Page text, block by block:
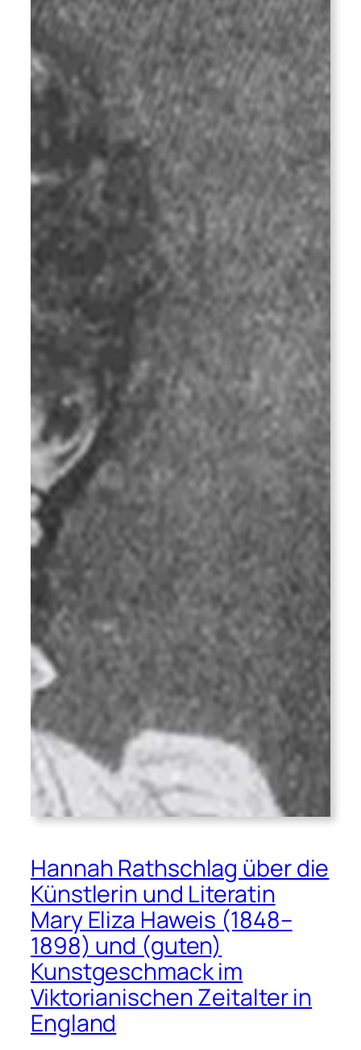
1956)
und
die
Mystik
Jawlenskys
Hannah Rathschlag über die
Künstlerin und Literatin
Mary Eliza Haweis (1848–
1898) und (guten)
Kunstgeschmack im
Viktorianischen Zeitalter in
England